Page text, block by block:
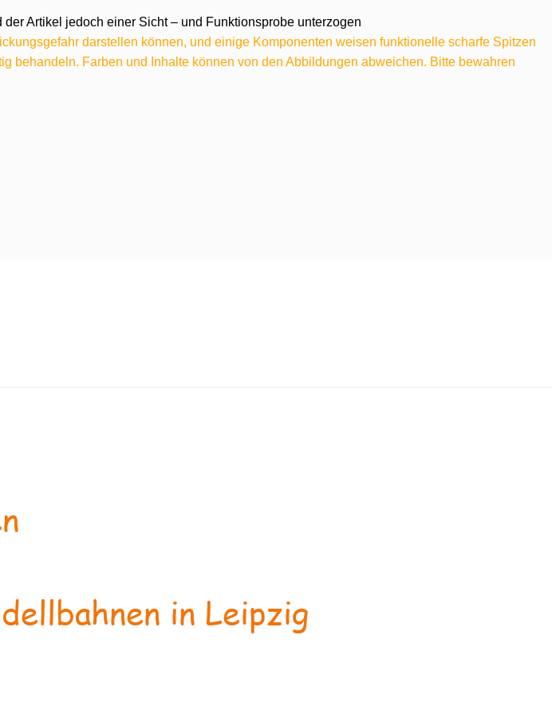
Artikel jedoch einer Sicht – und Funktionsprobe unterzogen
darstellen können, und einige Komponenten weisen funktionelle scharfe Spitzen
behandeln. Farben und Inhalte können von den Abbildungen abweichen. Bitte bewahren
in Leipzig